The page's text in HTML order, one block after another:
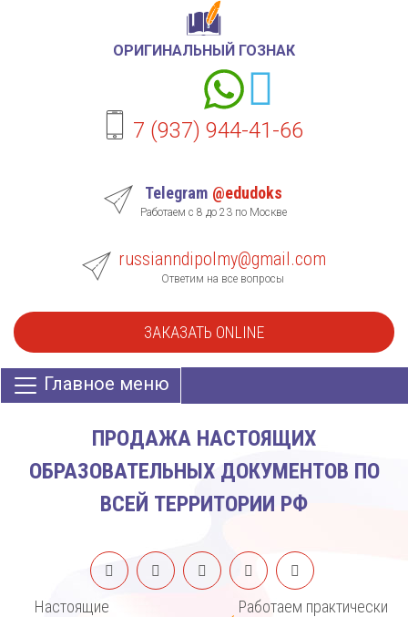
ОРИГИНАЛЬНЫЙ ГОЗНАК
7 (937) 944-41-66
Telegram @edudoks
Работаем с 8 до 23 по Москве
russianndipolmy@gmail.com
Ответим на все вопросы
ЗАКАЗАТЬ ONLINE
Главное меню
ПРОДАЖА НАСТОЯЩИХ
ОБРАЗОВАТЕЛЬНЫХ ДОКУМЕНТОВ ПО
ВСЕЙ ТЕРРИТОРИИ РФ
Настоящие
Работаем практически